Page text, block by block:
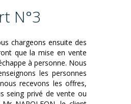
N°3
chargeons ensuite des
que la mise en vente
à personne. Nous
les personnes
recevons les offres,
seing privé de vente ou